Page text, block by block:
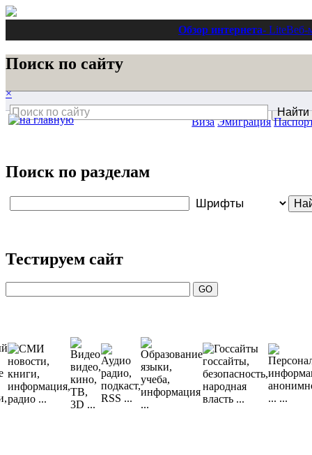
Обзор интернета- LiteВеб-
Поиск по сайту
×
Поиск по разделам
Тестируем сайт
Виза Эмиграция